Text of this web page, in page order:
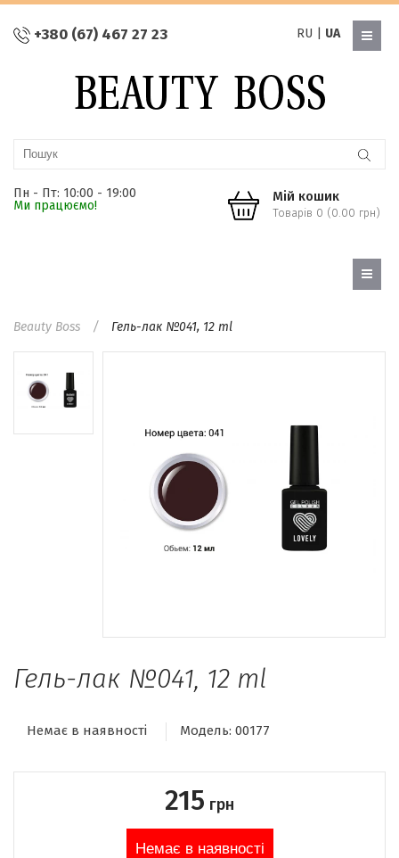
+380 (67) 467 27 23 RU UA
Пн - Пт: 10:00 - 19:00
Ми працюємо!
Мій кошик
Товарів 0 (0.00 грн)
Beauty Boss Гель-лак №041, 12 ml
Гель-лак №041, 12 ml
Немає в наявності Модель: 00177
215 грн
Немає в наявності